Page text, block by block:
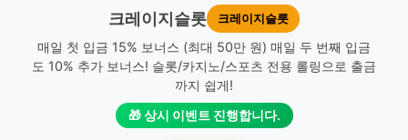
크레이지슬롯 크레이지슬롯
매일 첫 입금 15% 보너스 (최대 50만 원) 매일 두 번째 입금
도 10% 추가 보너스! 슬롯/카지노/스포츠 전용 롤링으로 출금
까지 쉽게!
🎁 상시 이벤트 진행합니다.